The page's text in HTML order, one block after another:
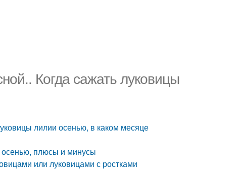
Когда сажать луковицы
лилии осенью, в каком месяце
осенью, плюсы и минусы
или луковицами с ростками